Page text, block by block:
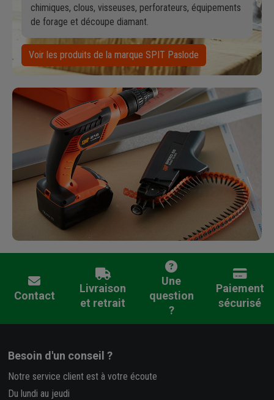
chimiques, clous, visseuses, perforateurs, équipements
de forage et découpe diamant.
Voir les produits de la marque SPIT Paslode
Contact
Livraison
et retrait
Une
question
?
Paiement
sécurisé
Besoin d'un conseil ?
Notre service client est à votre écoute
Du lundi au jeudi